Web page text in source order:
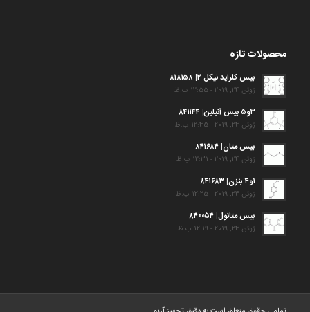
محصولات تازه
بیس کلراید نیکل ۲| ۸۱۸۱۵۸
ژوئن 24, 2019 - 12:55 ب.ظ
۳و۵ بیس آنیلین| ۸۴۱۱۴۴
ژوئن 24, 2019 - 12:45 ب.ظ
بیس متان| ۸۴۱۶۸۴
ژوئن 24, 2019 - 12:31 ب.ظ
۱و۴ بنزن| ۸۴۱۶۸۳
ژوئن 24, 2019 - 12:25 ب.ظ
بیس متانول| ۸۴۰۰۵۴
ژوئن 24, 2019 - 12:19 ب.ظ